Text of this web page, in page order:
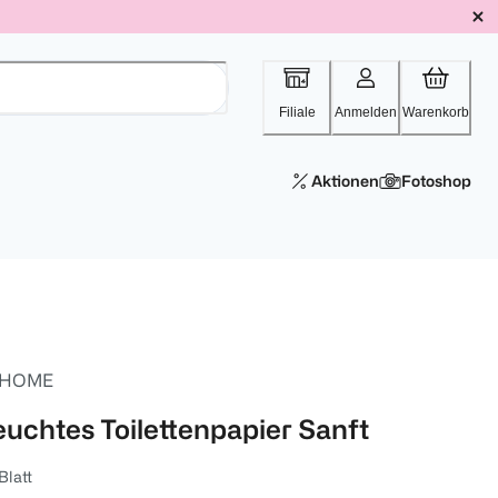
Filiale Anmelden Warenkorb
Aktionen Fotoshop
Toilettenpapier Sanft